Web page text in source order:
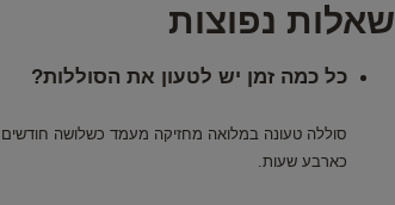
שאלות נפוצות
כל כמה זמן יש לטעון את הסוללות?
סוללה טעונה במלואה מחזיקה מעמד כשלושה
כארבע שעות.